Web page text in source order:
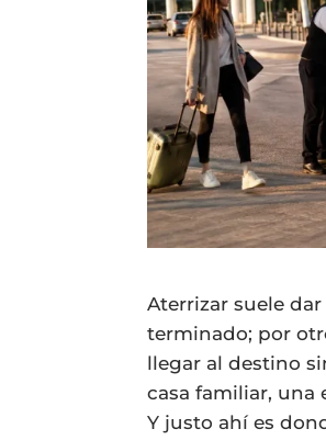
Aterrizar suele
terminado; por
llegar al destino
casa familiar,
Y justo ahí es